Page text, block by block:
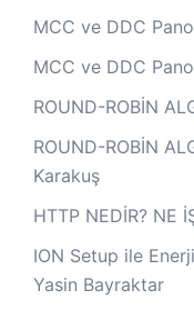
MCC ve DDC
MCC ve DDC
ROUND-ROBİN
ROUND-ROBİN
Karakuş
HTTP NEDİR? NE
ION Setup ile
Yasin Bayraktar